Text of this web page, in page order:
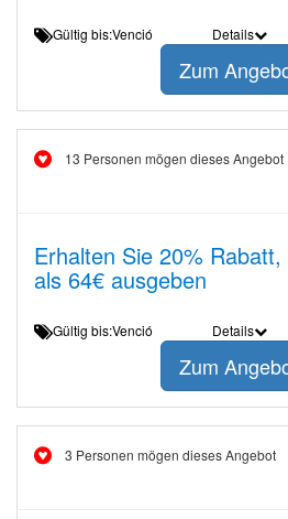
Gültig bis:Venció Details
Zum
13 Personen mögen dieses Angebot
Erhalten Sie 20%
als 64€ ausgeben
Gültig bis:Venció Details
Zum
3 Personen mögen dieses Angebot